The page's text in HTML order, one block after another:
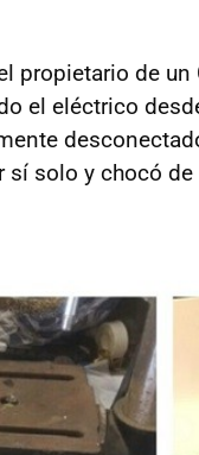
propietario de
el eléctrico
solo y chocó